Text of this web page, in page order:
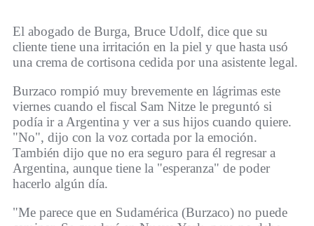
El abogado de Burga, Bruce Udolf, dice que su
cliente tiene una irritación en la piel y que hasta usó
una crema de cortisona cedida por una asistente legal.
Burzaco rompió muy brevemente en lágrimas este
viernes cuando el fiscal Sam Nitze le preguntó si
podía ir a Argentina y ver a sus hijos cuando quiere.
"No", dijo con la voz cortada por la emoción.
También dijo que no era seguro para él regresar a
Argentina, aunque tiene la "esperanza" de poder
hacerlo algún día.
"Me parece que en Sudamérica (Burzaco) no puede